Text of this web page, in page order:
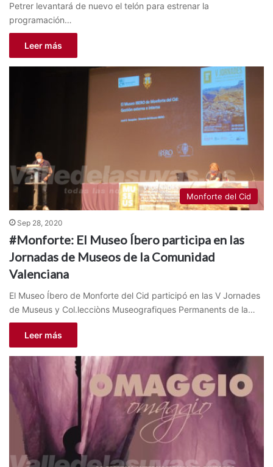
Petrer levantará de nuevo el telón para estrenar la
programación…
Leer más
Monforte del Cid
Sep 28, 2020
#Monforte: El Museo Íbero participa en las
Jornadas de Museos de la Comunidad
Valenciana
El Museo Íbero de Monforte del Cid participó en las V Jornades
de Museus y Col.lecciòns Museografiques Permanents de la…
Leer más